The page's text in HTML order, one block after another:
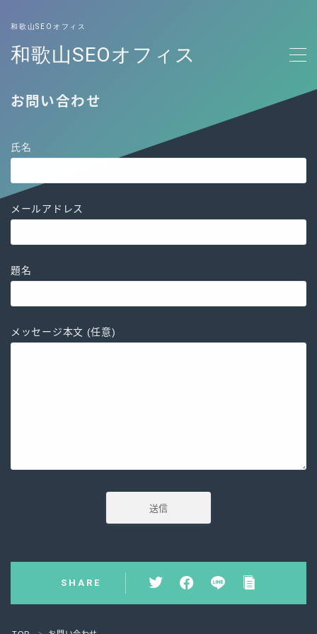
和歌山SEOオフィス
和歌山SEOオフィス
SEO対策
お問い合わせ
氏名
メールアドレス
題名
メッセージ本文 (任意)
SHARE